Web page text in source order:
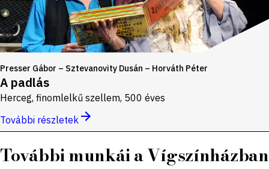
Presser Gábor – Sztevanovity Dusán – Horváth Péter
A padlás
Herceg, finomlelkű szellem, 500 éves
További részletek
További munkái a Vígszínházban